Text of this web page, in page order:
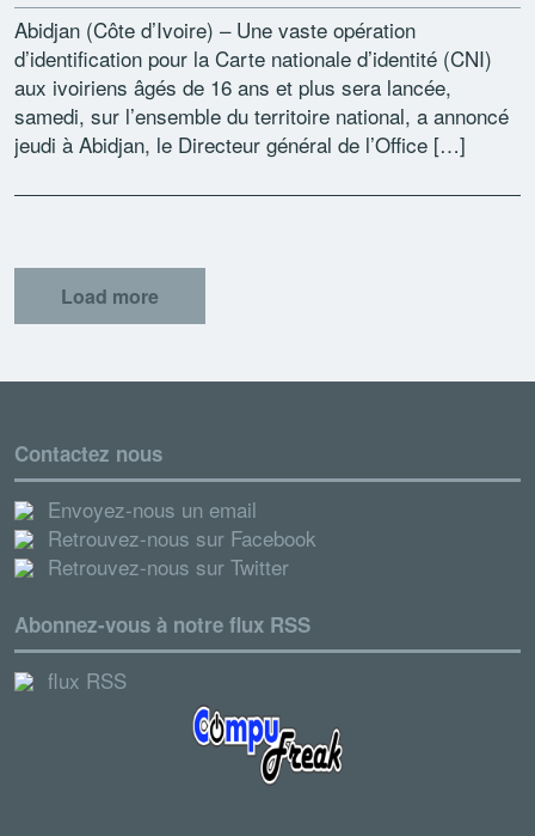
Abidjan (Côte d’Ivoire) – Une vaste opération
d’identification pour la Carte nationale d’identité (CNI)
aux ivoiriens âgés de 16 ans et plus sera lancée,
samedi, sur l’ensemble du territoire national, a annoncé
jeudi à Abidjan, le Directeur général de l’Office […]
Load more
Contactez nous
Envoyez-nous un email
Retrouvez-nous sur Facebook
Retrouvez-nous sur Twitter
Abonnez-vous à notre flux RSS
flux RSS